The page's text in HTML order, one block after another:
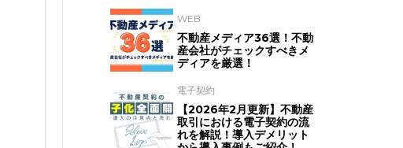
WEB
不動産メディア36選！不動
産会社がチェックすべきメ
ディアを厳選！
電子契約
【2026年2月更新】不動産
取引における電子契約の流
れを解説！導入デメリット